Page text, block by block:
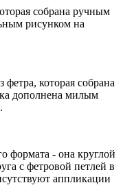
собрана ручным
рисунком на
фетра, которая собрана
дополнена милым
формата - она круглой
с фетровой петлей в
аппликации